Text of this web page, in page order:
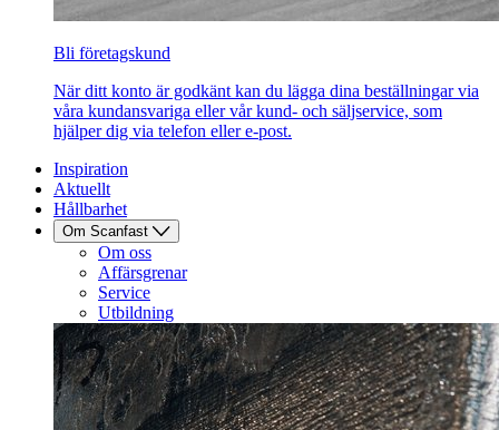
Bli företagskund
När ditt konto är godkänt kan du lägga dina beställningar via
våra kundansvariga eller vår kund- och säljservice, som
hjälper dig via telefon eller e-post.
Inspiration
Aktuellt
Hållbarhet
Om Scanfast
Om oss
Affärsgrenar
Service
Utbildning